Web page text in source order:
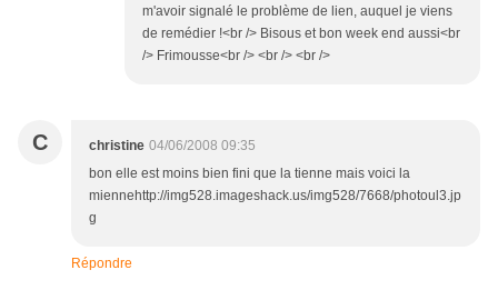
m'avoir signalé le problème de lien, auquel je viens
de remédier !<br /> Bisous et bon week end aussi<br
/> Frimousse<br /> <br /> <br />
C christine 04/06/2008 09:35
bon elle est moins bien fini que la tienne mais voici la
miennehttp://img528.imageshack.us/img528/7668/photoul3.jp
g
Répondre